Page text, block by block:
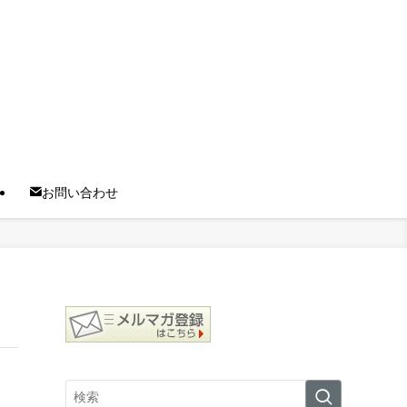
お問い合わせ